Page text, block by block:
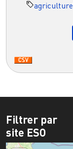
agriculture
Filtrer par
site ESO